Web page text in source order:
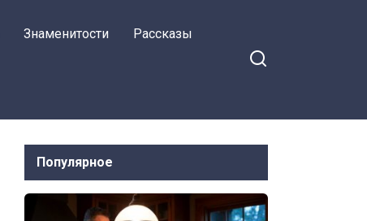
Знаменитости Рассказы
Популярное
дочери!»